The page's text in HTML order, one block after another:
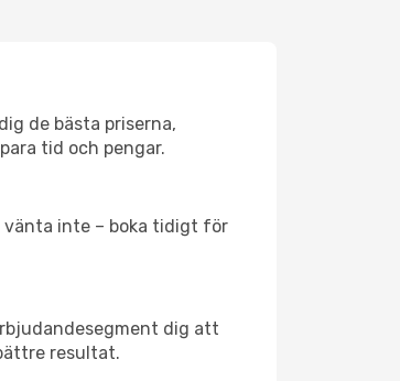
de bästa priserna,
tid och pengar.
vänta inte – boka tidigt för
dig att
resultat.